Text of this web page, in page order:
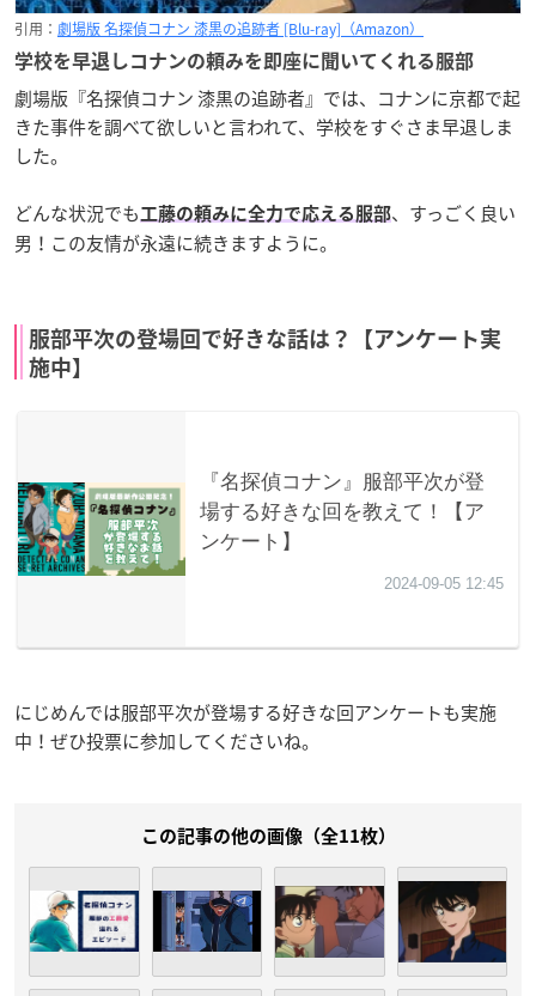
引用： 劇場版 名探偵コナン 漆黒の追跡者 [Blu-ray]（Amazon）
学校を早退しコナンの頼みを即座に聞いてくれる服部
劇場版『名探偵コナン 漆黒の追跡者』では、コナンに京都で起
きた事件を調べて欲しいと言われて、学校をすぐさま早退しま
した。
どんな状況でも 工藤の頼みに全力で応える服部、すっごく良い
男！この友情が永遠に続きますように。
服部平次の登場回で好きな話は？【アンケート実
施中】
にじめんでは服部平次が登場する好きな回アンケートも実施
中！ぜひ投票に参加してくださいね。
この記事の他の画像（全11枚）